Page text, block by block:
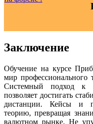
Заключение
Обучение на курсе
мир профессионального
Системный подход к
позволяет достигать
дистанции. Кейсы и
теорию, превращая
валютном рынке. Не